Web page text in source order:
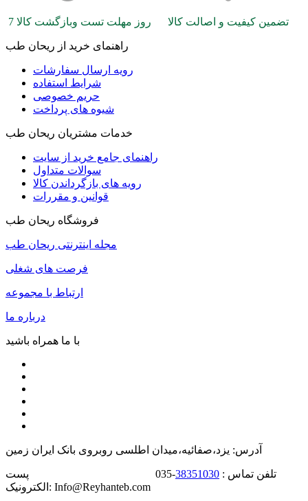
7 روز مهلت تست وبازگشت کالا تضمین کیفیت و اصالت کالا
راهنمای خرید از ریحان طب
رویه ارسال سفارشات
شرایط استفاده
حریم خصوصی
شیوه های پرداخت
خدمات مشتریان ریحان طب
راهنمای جامع خرید از سایت
سوالات متداول
رویه های بازگرداندن کالا
قوانین و مقررات
فروشگاه ریحان طب
مجله اینترنتی ریحان طب
فرصت های شغلی
ارتباط با مجموعه
درباره ما
با ما همراه باشید
آدرس: یزد،صفائیه،میدان اطلسی روبروی بانک ایران زمین
تلفن تماس : 38351030
-035 پست
الکترونیک: Info@Reyhanteb.com